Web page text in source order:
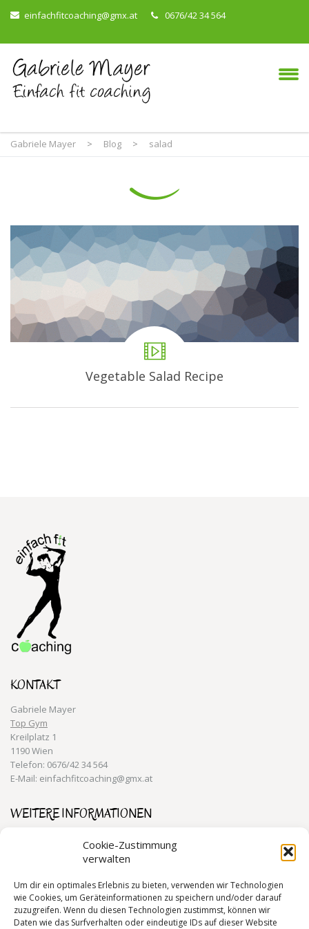
Cookie-Zustimmung
verwalten
Um dir ein optimales Erlebnis zu bieten, verwenden wir Technologien
wie Cookies, um Geräteinformationen zu speichern und/oder darauf
zuzugreifen. Wenn du diesen Technologien zustimmst, können wir
Daten wie das Surfverhalten oder eindeutige IDs auf dieser Website
einfachfitcoaching@gmx.at 0676/42 34 564
Gabriele Mayer > Blog > salad
Vegetable Salad Recipe
KONTAKT
Gabriele Mayer
Top Gym
Kreilplatz 1
1190 Wien
Telefon: 0676/42 34 564
E-Mail: einfachfitcoaching@gmx.at
WEITERE INFORMATIONEN
Training für den Alltag 1190 Wien
Personal Training 1190 Wien
Gesundheitstraining 1190 Wien
RECHTLICHE INFORMATIONEN